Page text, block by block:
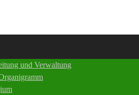
und Verwaltung